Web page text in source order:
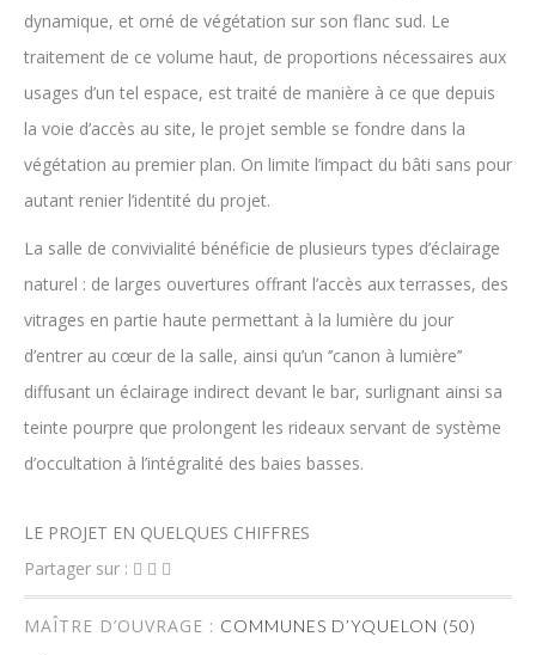
dynamique, et orné de végétation sur son flanc sud. Le
traitement de ce volume haut, de proportions nécessaires aux
usages d’un tel espace, est traité de manière à ce que depuis
la voie d’accès au site, le projet semble se fondre dans la
végétation au premier plan. On limite l’impact du bâti sans pour
autant renier l’identité du projet.
La salle de convivialité bénéficie de plusieurs types d’éclairage
naturel : de larges ouvertures offrant l’accès aux terrasses, des
vitrages en partie haute permettant à la lumière du jour
d’entrer au cœur de la salle, ainsi qu’un ‘’canon à lumière’’
diffusant un éclairage indirect devant le bar, surlignant ainsi sa
teinte pourpre que prolongent les rideaux servant de système
d’occultation à l’intégralité des baies basses.
LE PROJET EN QUELQUES CHIFFRES
Partager sur :
MAÎTRE D’OUVRAGE : COMMUNES D’YQUELON (50)